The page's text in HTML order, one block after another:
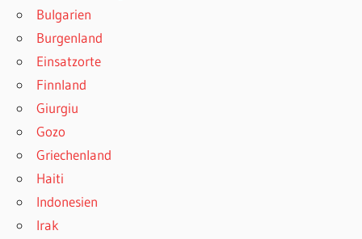
Bulgarien
Burgenland
Einsatzorte
Finnland
Giurgiu
Gozo
Griechenland
Haiti
Indonesien
Irak